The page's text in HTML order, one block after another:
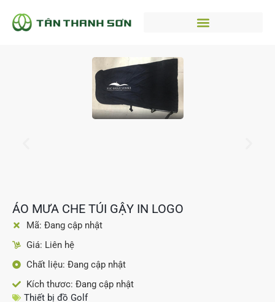
ÁO MƯA CHE TÚI GẬY IN LOGO
Mã: Đang cập nhật
Giá: Liên hệ
Chất liệu: Đang cập nhật
Kích thươc: Đang cập nhật
Thiết bị đồ Golf